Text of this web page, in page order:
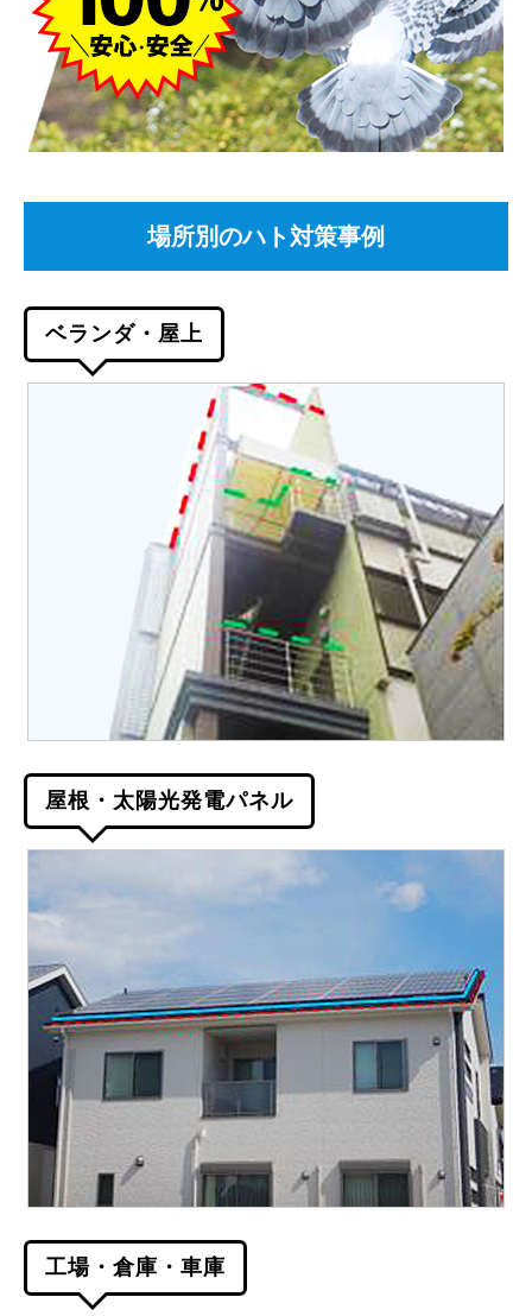
場所別のハト対策事例
ベランダ・屋上
屋根・太陽光発電パネル
工場・倉庫・車庫